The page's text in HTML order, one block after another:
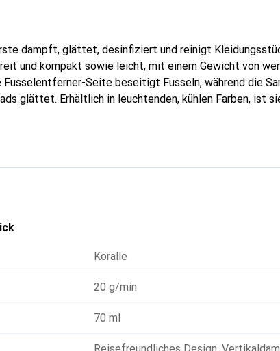
dampft, glättet, desinfiziert und reinigt
und kompakt sowie leicht, mit einem Gewicht von
Seite beseitigt Fusseln, während die
glättet. Erhältlich in leuchtenden, kühlen Farben, ist
Koralle
20 g/min
70 ml